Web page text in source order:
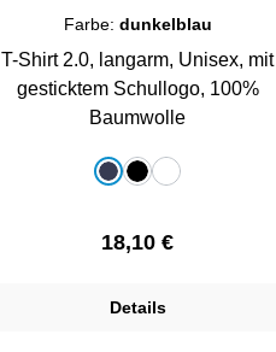
Farbe: dunkelblau
T-Shirt 2.0, langarm, Unisex, mit
gesticktem Schullogo, 100%
Baumwolle
auswählen
dunkelblau
schwarz
weiß
Regulärer Preis:
18,10 €
Details